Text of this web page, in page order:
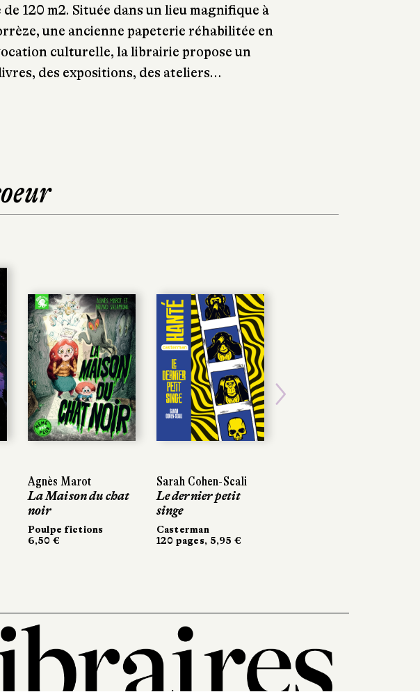
de 120 m2. Située dans un lieu magnifique à
une ancienne papeterie réhabilitée en
culturelle, la librairie propose un
des expositions, des ateliers…
Agnès Marot
La Maison du chat
noir
Poulpe fictions
6,50 €
Sarah Cohen-Scali
Le dernier petit
singe
Casterman
120 pages, 5,95 €